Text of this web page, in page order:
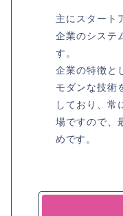
主にスタート
企業のシステ
す。
企業の特徴と
モダンな技術
しており、常
場ですので、
めです。